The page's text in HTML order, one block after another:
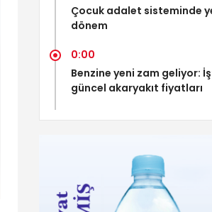
Çocuk adalet sisteminde
dönem
0:00
Benzine yeni zam geliyor:
güncel akaryakıt fiyatları